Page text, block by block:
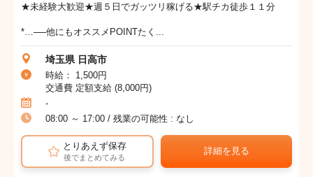
★未経験大歓迎★週５日でガッツリ稼げる★駅チカ徒歩１１分
*…──他にもオススメPOINTたく...
埼玉県 日高市
時給： 1,500円
交通費 定額支給 (8,000円)
-
08:00 ～ 17:00 / 残業の可能性 : なし
とりあえず保存
後でまとめてみる
詳細を見る